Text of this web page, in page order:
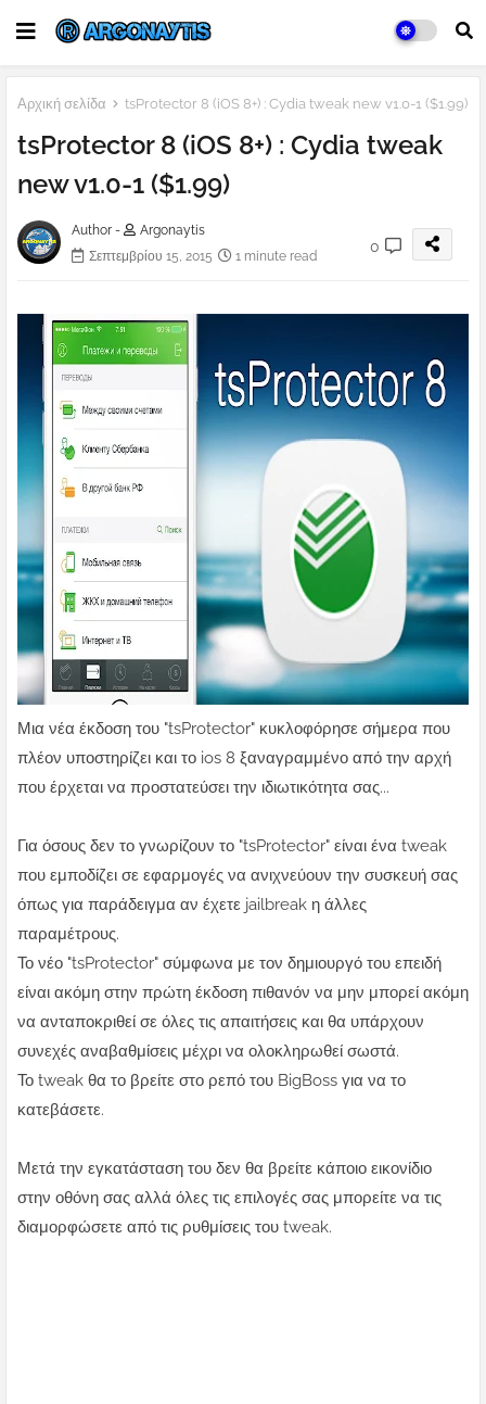
Αρχική σελίδα tsProtector 8 (iOS 8+) : Cydia tweak new v1.0-1 ($1.99)
tsProtector 8 (iOS 8+) : Cydia tweak
new v1.0-1 ($1.99)
Author -
Argonaytis
Σεπτεμβρίου 15, 2015
1 minute read
0
Μια νέα έκδοση του "tsProtector" κυκλοφόρησε σήμερα που
πλέον υποστηρίζει και το ios 8 ξαναγραμμένο από την αρχή
που έρχεται να προστατεύσει την ιδιωτικότητα σας...
Για όσους δεν το γνωρίζουν το "tsProtector" είναι ένα tweak
που εμποδίζει σε εφαρμογές να ανιχνεύουν την συσκευή σας
όπως για παράδειγμα αν έχετε jailbreak η άλλες
παραμέτρους.
Το νέο "tsProtector" σύμφωνα με τον δημιουργό του επειδή
είναι ακόμη στην πρώτη έκδοση πιθανόν να μην μπορεί ακόμη
να ανταποκριθεί σε όλες τις απαιτήσεις και θα υπάρχουν
συνεχές αναβαθμίσεις μέχρι να ολοκληρωθεί σωστά.
Το tweak θα το βρείτε στο ρεπό του BigBoss για να το
κατεβάσετε.
Μετά την εγκατάσταση του δεν θα βρείτε κάποιο εικονίδιο
στην οθόνη σας αλλά όλες τις επιλογές σας μπορείτε να τις
διαμορφώσετε από τις ρυθμίσεις του tweak.